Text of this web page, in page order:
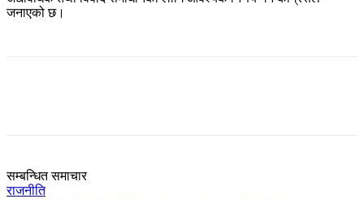
जनाएको छ।
सम्बन्धित समाचार
राजनीति